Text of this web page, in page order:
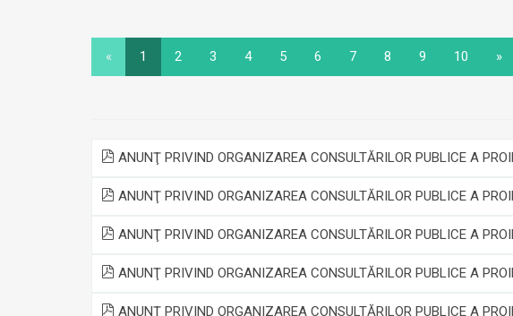
« 1 2 3 4 5 6 7 8 9 10 »
ANUNŢ PRIVIND ORGANIZAREA CONSULTĂRILOR PUBLICE A
ANUNŢ PRIVIND ORGANIZAREA CONSULTĂRILOR PUBLICE A
ANUNŢ PRIVIND ORGANIZAREA CONSULTĂRILOR PUBLICE A
ANUNŢ PRIVIND ORGANIZAREA CONSULTĂRILOR PUBLICE A
ANUNŢ PRIVIND ORGANIZAREA CONSULTĂRILOR PUBLICE A